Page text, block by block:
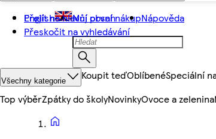
Přejít na hlavní obsah
Přeskočit na vyhledávání
English Můj první nákupNápověda
Všechny kategorie Koupit teďOblíbenéSpeciální
Top výběrZpátky do školyNovinkyOvoce a zelenina